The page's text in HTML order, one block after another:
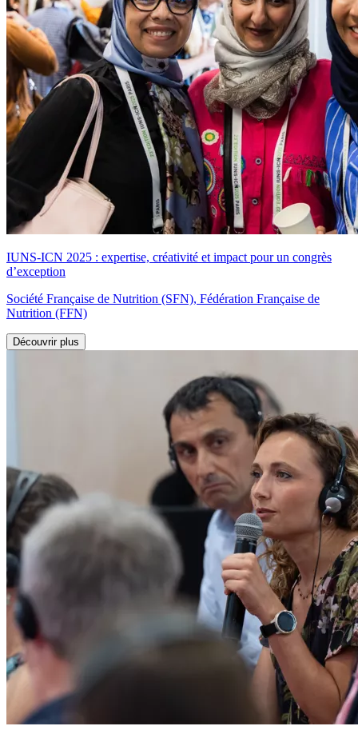
IUNS-ICN 2025 : expertise, créativité et impact pour un congrès
d’exception
Société Française de Nutrition (SFN), Fédération Française de
Nutrition (FFN)
Découvrir plus